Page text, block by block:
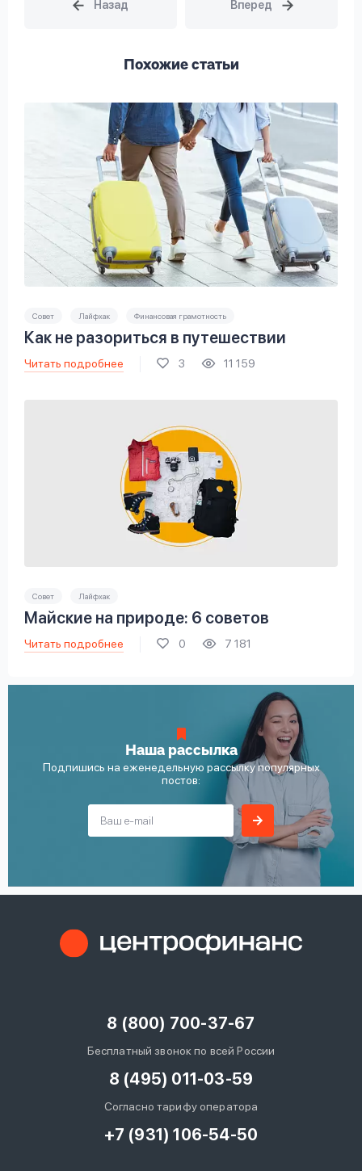
Похожие статьи
Совет Лайфхак Финансовая грамотность
Как не разориться в путешествии
Читать подробнее 3 11 159
Совет Лайфхак
Майские на природе: 6 советов
Читать подробнее 0 7 181
Наша рассылка
Подпишись на еженедельную рассылку популярных
постов:
8 (800) 700-37-67
Бесплатный звонок по всей России
8 (495) 011-03-59
Согласно тарифу оператора
+7 (931) 106-54-50